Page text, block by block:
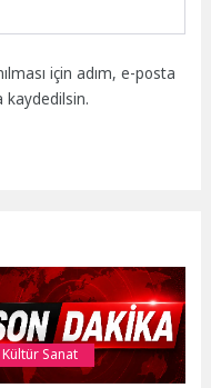
için adım, e-posta
kaydedilsin.
Kültür Sanat